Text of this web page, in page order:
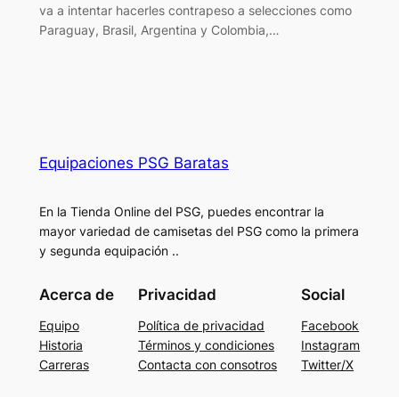
va a intentar hacerles contrapeso a selecciones como
Paraguay, Brasil, Argentina y Colombia,…
Equipaciones PSG Baratas
En la Tienda Online del PSG, puedes encontrar la
mayor variedad de camisetas del PSG como la primera
y segunda equipación ..
Acerca de
Equipo
Historia
Carreras
Privacidad
Política de privacidad
Términos y condiciones
Contacta con consotros
Social
Facebook
Instagram
Twitter/X